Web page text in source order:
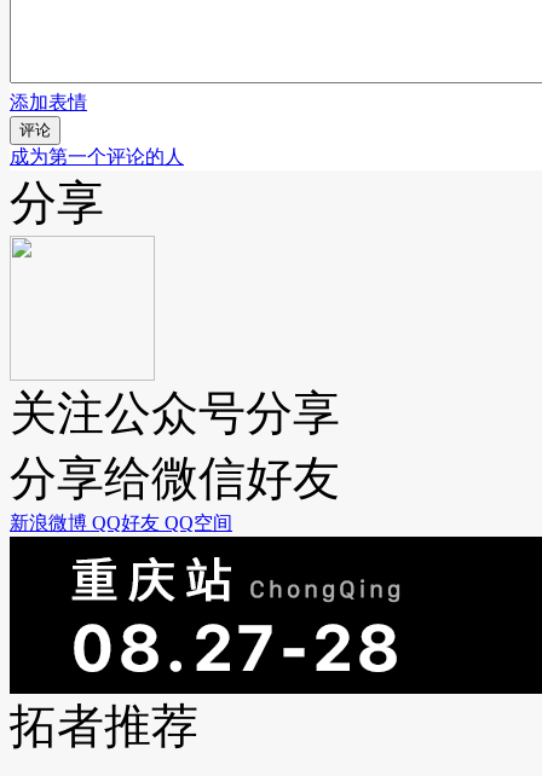
添加表情
评论
成为第一个评论的人
分享
关注公众号分享
分享给微信好友
新浪微博 QQ好友 QQ空间
拓者推荐